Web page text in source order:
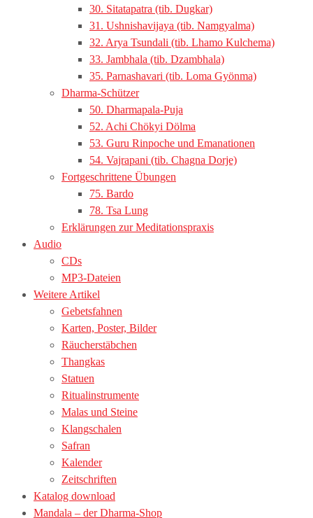
30. Sitatapatra (tib. Dugkar)
31. Ushnishavijaya (tib. Namgyalma)
32. Arya Tsundali (tib. Lhamo Kulchema)
33. Jambhala (tib. Dzambhala)
35. Parnashavari (tib. Loma Gyönma)
Dharma-Schützer
50. Dharmapala-Puja
52. Achi Chökyi Dölma
53. Guru Rinpoche und Emanationen
54. Vajrapani (tib. Chagna Dorje)
Fortgeschrittene Übungen
75. Bardo
78. Tsa Lung
Erklärungen zur Meditationspraxis
Audio
CDs
MP3-Dateien
Weitere Artikel
Gebetsfahnen
Karten, Poster, Bilder
Räucherstäbchen
Thangkas
Statuen
Ritualinstrumente
Malas und Steine
Klangschalen
Safran
Kalender
Zeitschriften
Katalog download
Mandala – der Dharma-Shop